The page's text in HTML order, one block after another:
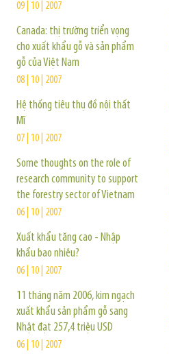
09 | 10 | 2007
Canada: thị trường triển vọng
cho xuất khẩu gỗ và sản phẩm
gỗ của Việt Nam
08 | 10 | 2007
Hệ thống tiêu thụ đồ nội thất
Mĩ
07 | 10 | 2007
Some thoughts on the role of
research community to support
the forestry sector of Vietnam
06 | 10 | 2007
Xuất khẩu tăng cao - Nhập
khẩu bao nhiêu?
06 | 10 | 2007
11 tháng năm 2006, kim ngạch
xuất khẩu sản phẩm gỗ sang
Nhật đạt 257,4 triệu USD
06 | 10 | 2007